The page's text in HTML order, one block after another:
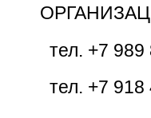
тел. +7
тел. +7